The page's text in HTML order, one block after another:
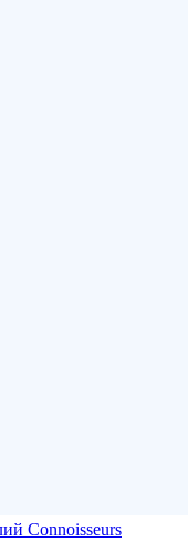
Connoisseurs